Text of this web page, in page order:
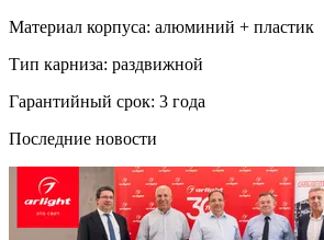
Материал корпуса: алюминий + пластик
Тип карниза: раздвижной
Гарантийный срок: 3 года
Последние новости